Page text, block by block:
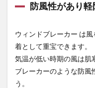
用す
意点
3.1
保温
性は
防風性があり
ウィンドブレーカー は
着として重宝できます。
気温が低い時期の風は肌
ブレーカーのような防風
う。